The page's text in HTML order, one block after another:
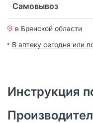
Самовывоз
в Брянской области
В аптеку сегодня или
Инструкция